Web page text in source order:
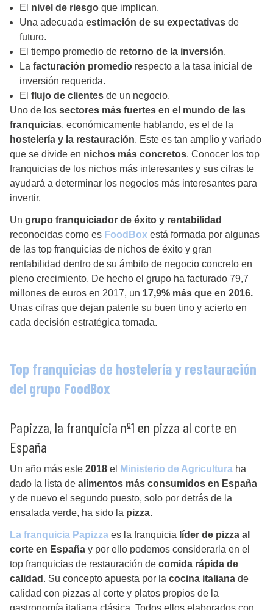
El nivel de riesgo que implican.
Una adecuada estimación de su expectativas de
futuro.
El tiempo promedio de retorno de la inversión.
La facturación promedio respecto a la tasa inicial de
inversión requerida.
El flujo de clientes de un negocio.
Uno de los sectores más fuertes en el mundo de las
franquicias, económicamente hablando, es el de la
hostelería y la restauración. Este es tan amplio y variado
que se divide en nichos más concretos. Conocer los top
franquicias de los nichos más interesantes y sus cifras te
ayudará a determinar los negocios más interesantes para
invertir.
Un grupo franquiciador de éxito y rentabilidad
reconocidas como es FoodBox está formada por algunas
de las top franquicias de nichos de éxito y gran
rentabilidad dentro de su ámbito de negocio concreto en
pleno crecimiento. De hecho el grupo ha facturado 79,7
millones de euros en 2017, un 17,9% más que en 2016.
Unas cifras que dejan patente su buen tino y acierto en
cada decisión estratégica tomada.
Top franquicias de hostelería y restauración
del grupo FoodBox
Papizza, la franquicia nº1 en pizza al corte en
España
Un año más este 2018 el Ministerio de Agricultura ha
dado la lista de alimentos más consumidos en España
y de nuevo el segundo puesto, solo por detrás de la
ensalada verde, ha sido la pizza.
La franquicia Papizza es la franquicia líder de pizza al
corte en España y por ello podemos considerarla en el
top franquicias de restauración de comida rápida de
calidad . Su concepto apuesta por la cocina italiana de
calidad con pizzas al corte y platos propios de la
gastronomía italiana clásica. Todos ellos elaborados con